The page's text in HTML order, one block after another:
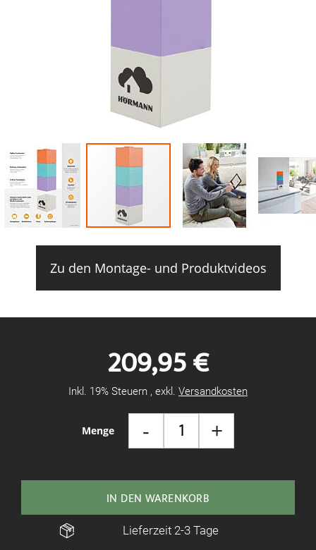
Menge - +
209,95 €
Inkl. 19% Steuern , exkl. Versandkosten
IN DEN WARENKORB
Lieferzeit 2-3 Tage
Zu den Montage- und Produktvideos